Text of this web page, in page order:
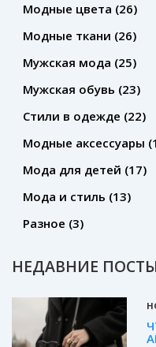
Модные цвета (26)
Модные ткани (26)
Мужская мода (25)
Мужская обувь (23)
Стили в одежде (22)
Модные аксессуары
Мода для детей (17)
Мода и стиль (13)
Разное (3)
НЕДАВНИЕ